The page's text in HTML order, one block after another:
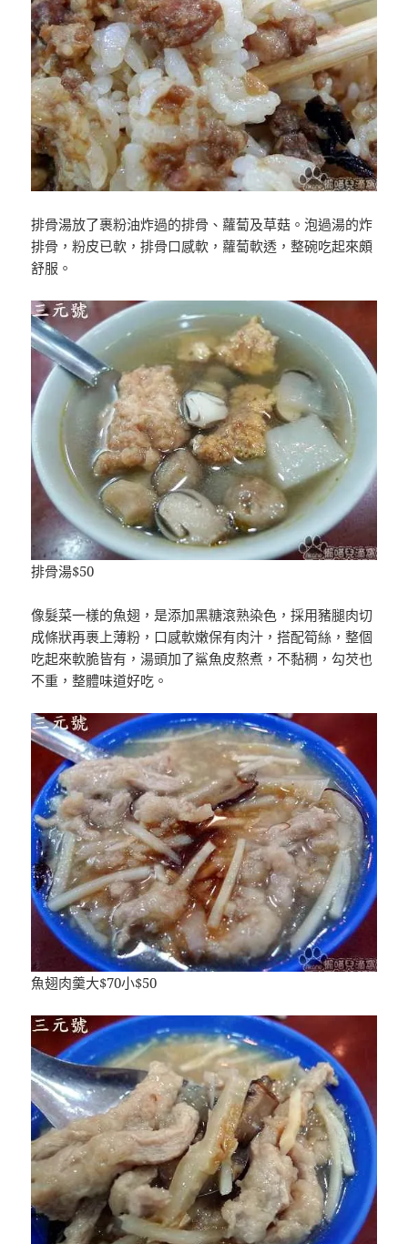
排骨湯放了裹粉油炸過的排骨、蘿蔔及草菇。泡過湯的炸
排骨，粉皮已軟，排骨口感軟，蘿蔔軟透，整碗吃起來頗
舒服。
排骨湯$50
像髮菜一樣的魚翅，是添加黑糖滾熟染色，採用豬腿肉切
成條狀再裹上薄粉，口感軟嫩保有肉汁，搭配筍絲，整個
吃起來軟脆皆有，湯頭加了鯊魚皮熬煮，不黏稠，勾芡也
不重，整體味道好吃。
魚翅肉羹大$70小$50